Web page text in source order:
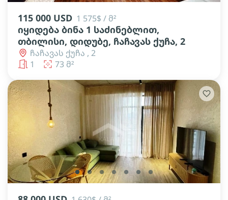
115 000 USD 1 575$ / მ²
იყიდება ბინა 1 საძინებლით,
თბილისი, დიდუბე, ჩაჩავას ქუჩა, 2
ჩაჩავას ქუჩა , 2
1
73 მ²
lens lens lens lens lens lens lens